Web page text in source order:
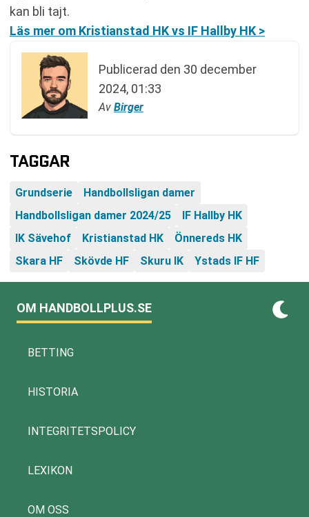
kan bli tajt.
Läs mer om Kristianstad HK vs IF Hallby HK >
Publicerad den 30 december
2024, 01:33
Av Birger
TAGGAR
Grundserie
Handbollsligan damer
Handbollsligan damer 2024/25
IF Hallby HK
IK Sävehof
Kristianstad HK
Önnereds HK
Skara HF
Skövde HF Skuru IK Ystads IF HF
OM HANDBOLLPLUS.SE
BETTING
HISTORIA
INTEGRITETSPOLICY
LEXIKON
OM OSS